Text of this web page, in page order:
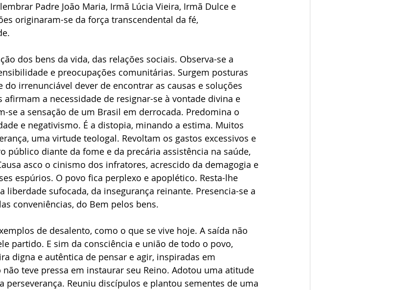
Padre João Maria, Irmã Lúcia Vieira, Irmã Dulce e
originaram-se da força transcendental da fé,
dos bens da vida, das relações sociais. Observa-se a
e preocupações comunitárias. Surgem posturas
do irrenunciável dever de encontrar as causas e soluções
afirmam a necessidade de resignar-se à vontade divina e
se a sensação de um Brasil em derrocada. Predomina o
e negativismo. É a distopia, minando a estima. Muitos
uma virtude teologal. Revoltam os gastos excessivos e
público diante da fome e da precária assistência na saúde,
asco o cinismo dos infratores, acrescido da demagogia e
espúrios. O povo fica perplexo e apoplético. Resta-lhe
liberdade sufocada, da insegurança reinante. Presencia-se a
conveniências, do Bem pelos bens.
de desalento, como o que se vive hoje. A saída não
partido. E sim da consciência e união de todo o povo,
digna e autêntica de pensar e agir, inspiradas em
teve pressa em instaurar seu Reino. Adotou uma atitude
perseverança. Reuniu discípulos e plantou sementes de uma